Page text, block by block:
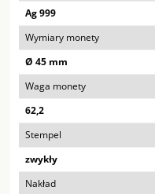
Ag 999
Wymiary monety
Ø 45 mm
Waga monety
62,2
Stempel
zwykły
Nakład